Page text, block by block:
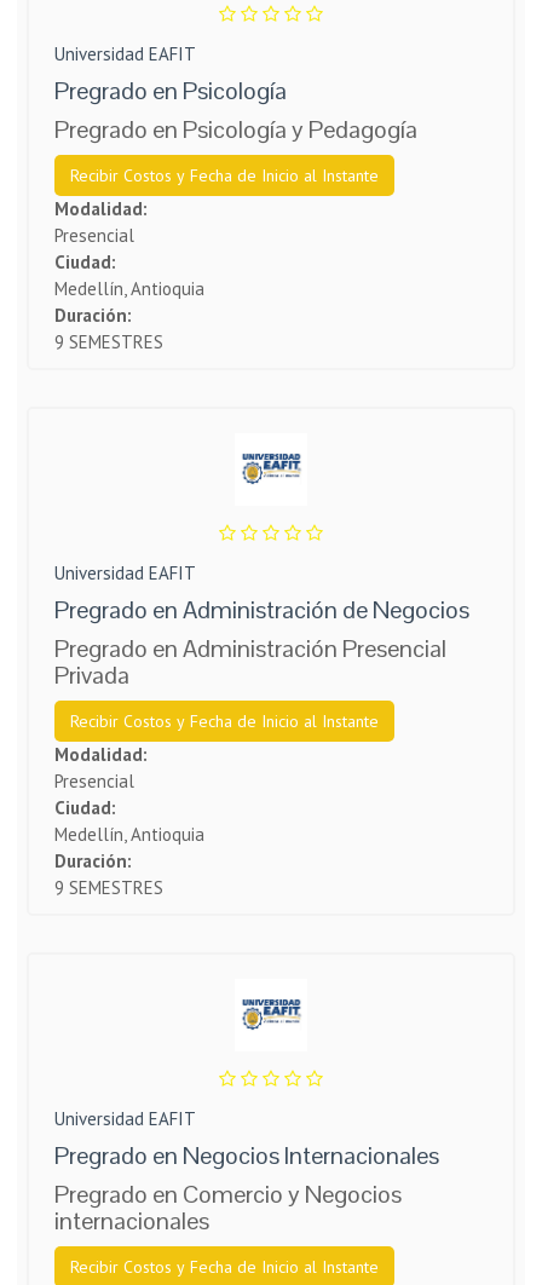
Universidad EAFIT
Pregrado en Psicología
Pregrado en Psicología y Pedagogía
Recibir Costos y Fecha de Inicio al Instante
Modalidad:
Presencial
Ciudad:
Medellín, Antioquia
Duración:
9 SEMESTRES
Universidad EAFIT
Pregrado en Administración de Negocios
Pregrado en Administración Presencial
Privada
Recibir Costos y Fecha de Inicio al Instante
Modalidad:
Presencial
Ciudad:
Medellín, Antioquia
Duración:
9 SEMESTRES
Universidad EAFIT
Pregrado en Negocios Internacionales
Pregrado en Comercio y Negocios
internacionales
Recibir Costos y Fecha de Inicio al Instante